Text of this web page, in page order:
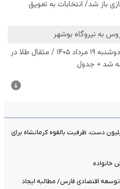
دست، ظرفیت بالقوه کرمانشاه برای
اقتصادی فارس/ مطالبه ایجاد